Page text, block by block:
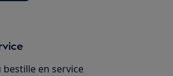
en service